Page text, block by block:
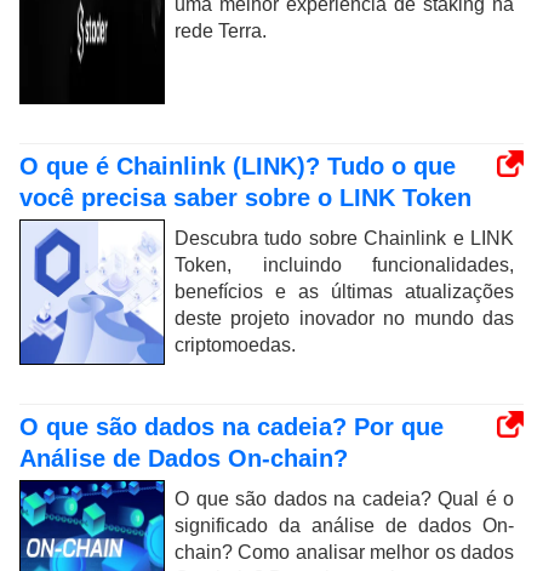
uma melhor experiência de staking na
rede Terra.
O que é Chainlink (LINK)? Tudo o que
você precisa saber sobre o LINK Token
Descubra tudo sobre Chainlink e LINK
Token, incluindo funcionalidades,
benefícios e as últimas atualizações
deste projeto inovador no mundo das
criptomoedas.
O que são dados na cadeia? Por que
Análise de Dados On-chain?
O que são dados na cadeia? Qual é o
significado da análise de dados On-
chain? Como analisar melhor os dados